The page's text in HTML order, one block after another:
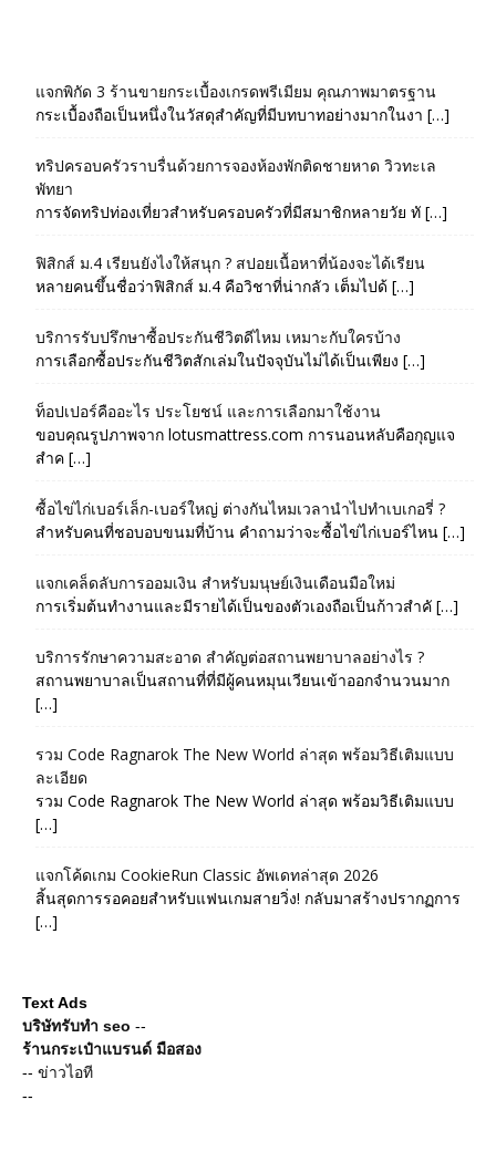
แจกพิกัด 3 ร้านขายกระเบื้องเกรดพรีเมียม คุณภาพมาตรฐาน
กระเบื้องถือเป็นหนึ่งในวัสดุสำคัญที่มีบทบาทอย่างมากในงา […]
ทริปครอบครัวราบรื่นด้วยการจองห้องพักติดชายหาด วิวทะเล
พัทยา
การจัดทริปท่องเที่ยวสำหรับครอบครัวที่มีสมาชิกหลายวัย ทั […]
ฟิสิกส์ ม.4 เรียนยังไงให้สนุก ? สปอยเนื้อหาที่น้องจะได้เรียน
หลายคนขึ้นชื่อว่าฟิสิกส์ ม.4 คือวิชาที่น่ากลัว เต็มไปด้ […]
บริการรับปรึกษาซื้อประกันชีวิตดีไหม เหมาะกับใครบ้าง
การเลือกซื้อประกันชีวิตสักเล่มในปัจจุบันไม่ได้เป็นเพียง […]
ท็อปเปอร์คืออะไร ประโยชน์ และการเลือกมาใช้งาน
ขอบคุณรูปภาพจาก lotusmattress.com การนอนหลับคือกุญแจ
สำค […]
ซื้อไข่ไก่เบอร์เล็ก-เบอร์ใหญ่ ต่างกันไหมเวลานำไปทำเบเกอรี่ ?
สำหรับคนที่ชอบอบขนมที่บ้าน คำถามว่าจะซื้อไข่ไก่เบอร์ไหน […]
แจกเคล็ดลับการออมเงิน สำหรับมนุษย์เงินเดือนมือใหม่
การเริ่มต้นทำงานและมีรายได้เป็นของตัวเองถือเป็นก้าวสำคั […]
บริการรักษาความสะอาด สำคัญต่อสถานพยาบาลอย่างไร ?
สถานพยาบาลเป็นสถานที่ที่มีผู้คนหมุนเวียนเข้าออกจำนวนมาก
[…]
รวม Code Ragnarok The New World ล่าสุด พร้อมวิธีเติมแบบ
ละเอียด
รวม Code Ragnarok The New World ล่าสุด พร้อมวิธีเติมแบบ
[…]
แจกโค้ดเกม CookieRun Classic อัพเดทล่าสุด 2026
สิ้นสุดการรอคอยสำหรับแฟนเกมสายวิ่ง! กลับมาสร้างปรากฏการ
[…]
Text Ads
บริษัทรับทำ seo --
ร้านกระเป๋าแบรนด์ มือสอง
-- ข่าวไอที
--